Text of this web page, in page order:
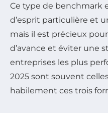
Ce type de benchmark
d’esprit particulière et
mais il est précieux pour
d’avance et éviter une
entreprises les plus
2025 sont souvent
habilement ces trois